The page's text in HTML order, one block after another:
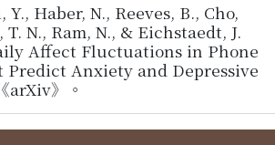
Y., Haber, N., Reeves, B., Cho,
T. N., Ram, N., & Eichstaedt, J.
Affect Fluctuations in Phone
Predict Anxiety and Depressive
arXiv》。